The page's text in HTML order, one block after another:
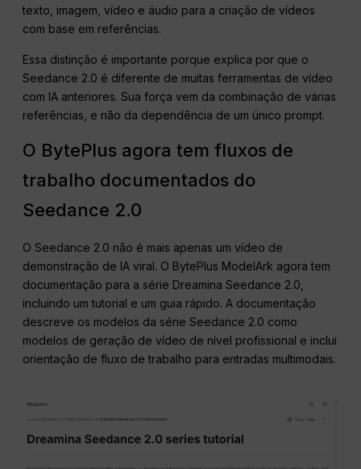
texto, imagem, vídeo e áudio para a criação de vídeos
com base em referências.
Essa distinção é importante porque explica por que o
Seedance 2.0 é diferente de muitas ferramentas de vídeo
com IA anteriores. Sua força vem da combinação de várias
referências, e não da dependência de um único prompt.
O BytePlus agora tem fluxos de
trabalho documentados do
Seedance 2.0
O Seedance 2.0 não é mais apenas um vídeo de
demonstração de IA viral. O BytePlus ModelArk agora tem
documentação para a série Dreamina Seedance 2.0,
incluindo um tutorial e um guia rápido. A documentação
descreve os modelos da série Seedance 2.0 como
modelos de geração de vídeo de nível profissional e inclui
orientação de fluxo de trabalho para entradas multimodais.